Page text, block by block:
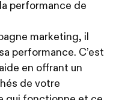
performance de
marketing, il
performance. C’est
en offrant un
de votre